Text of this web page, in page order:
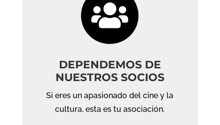

DEPENDEMOS DE
NUESTROS SOCIOS
Si eres un apasionado del cine y la
cultura, esta es tu asociación.